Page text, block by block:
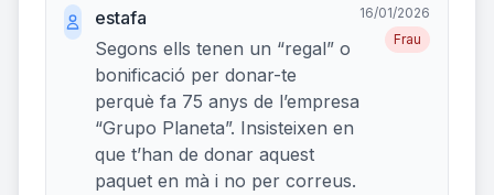
estafa
Segons ells tenen un “regal” o
bonificació per donar-te
perquè fa 75 anys de l’empresa
“Grupo Planeta”. Insisteixen en
que t’han de donar aquest
paquet en mà i no per correus.
16/01/2026
Frau